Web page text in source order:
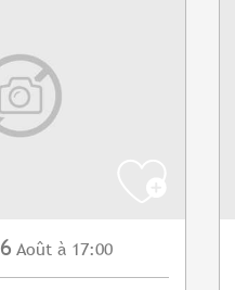
6 Août à 17:00